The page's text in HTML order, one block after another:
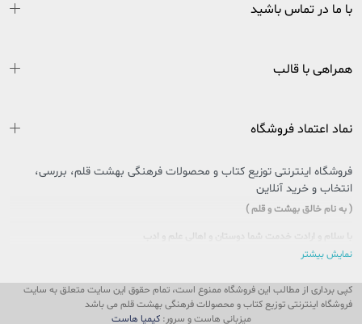
با ما در تماس باشید
همراهی با قالب
نماد اعتماد فروشگاه
فروشگاه اینترنتی توزیع کتاب و محصولات فرهنگی بهشت قلم، بررسی،
انتخاب و خرید آنلاین
( به نام خالق بهشت و قلم )
با سلام و ارادت خدمت شما دوستان و اهالی علم و ادب
خصوص مطالعه و کتابخوانی، پا به عرصه وجود گذاشت تا ذره ای از این بار سنگین فرهنگی
را، با یاری و مساعدت شما، به دوش بکشد و پُلی باشد بین شما و ناشران و مؤلفان محترم
نمایش بیشتر
کپی برداری از مطالب این فروشگاه ممنوع است، تمام حقوق این سایت متعلق به سایت
فروشگاه اینترنتی توزیع کتاب و محصولات فرهنگی بهشت قلم می باشد
میزبانی هاست و سرور:کیمیا هاست